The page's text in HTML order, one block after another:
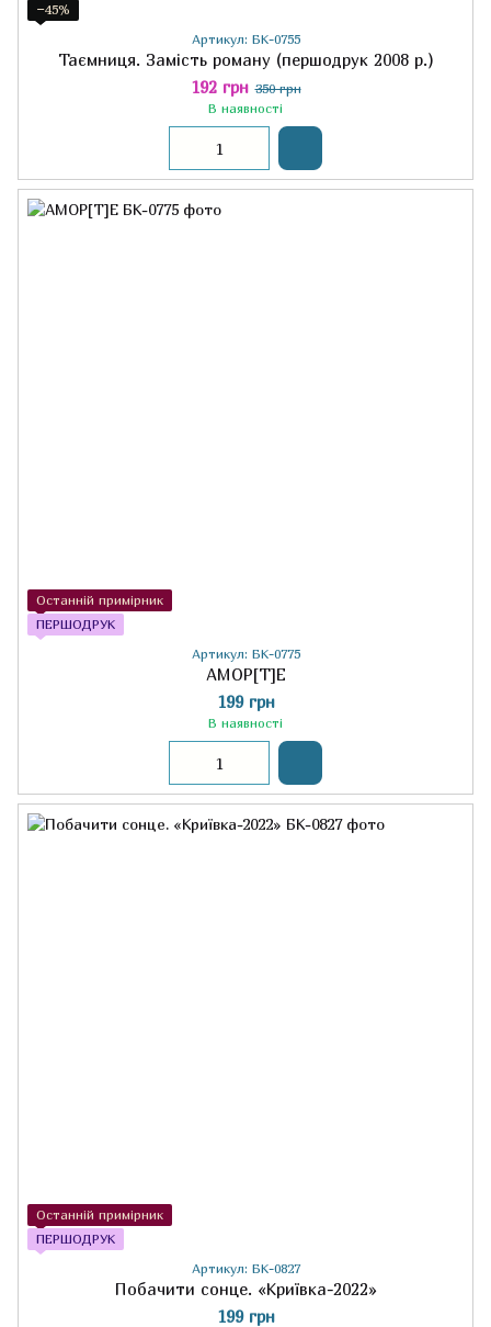
−45%
Артикул: БК-0755
Таємниця. Замість роману (першодрук 2008 р.)
192 грн 350 грн
В наявності
Останній примірник
ПЕРШОДРУК
Артикул: БК-0775
АМОР[Т]Е
199 грн
В наявності
Останній примірник
ПЕРШОДРУК
Артикул: БК-0827
Побачити сонце. «Криївка-2022»
199 грн